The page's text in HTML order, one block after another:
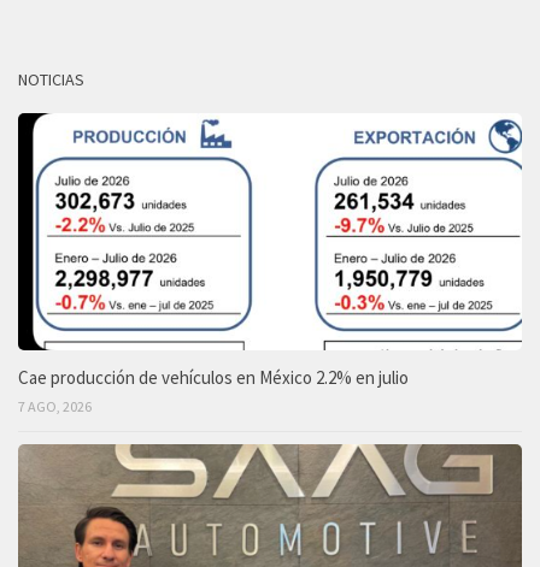
NOTICIAS
Cae producción de vehículos en México 2.2% en julio
7 AGO, 2026